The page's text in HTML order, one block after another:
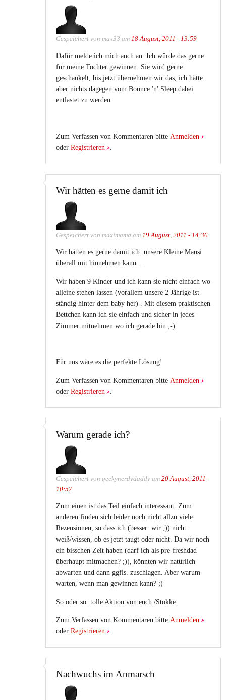
Gespeichert von max33 am 18 August, 2011 - 13:59
Dafür melde ich mich auch an. Ich würde das gerne
für meine Tochter gewinnen. Sie wird gerne
geschaukelt, bis jetzt übernehmen wir das, ich hätte
aber nichts dagegen vom Bounce 'n' Sleep dabei
entlastet zu werden.
Zum Verfassen von Kommentaren bitte Anmelden
oder Registrieren
Wir hätten es gerne damit ich
Gespeichert von maximama am 19 August, 2011 - 14:36
Wir hätten es gerne damit ich unsere Kleine Mausi
überall mit hinnehmen kann....
Wir haben 9 Kinder und ich kann sie nicht einfach wo
alleine stehen lassen (vorallem unsere 2 Jährige ist
ständig hinter dem baby her) . Mit diesem praktischen
Bettchen kann ich sie einfach und sicher in jedes
Zimmer mitnehmen wo ich gerade bin ;-)
Für uns wäre es die perfekte Lösung!
Zum Verfassen von Kommentaren bitte Anmelden
oder Registrieren
Warum gerade ich?
Gespeichert von geekynerdydaddy am 20 August, 2011 -
10:57
Zum einen ist das Teil einfach interessant. Zum
anderen finden sich leider noch nicht allzu viele
Rezensionen, so dass ich (besser: wir ;)) nicht
weiß/wissen, ob es jetzt taugt oder nicht. Da wir noch
ein bisschen Zeit haben (darf ich als pre-freshdad
überhaupt mitmachen? ;)), könnten wir natürlich
abwarten und dann ggfls. zuschlagen. Aber warum
warten, wenn man gewinnen kann? ;)
So oder so: tolle Aktion von euch /Stokke.
Zum Verfassen von Kommentaren bitte Anmelden
oder Registrieren .
Nachwuchs im Anmarsch